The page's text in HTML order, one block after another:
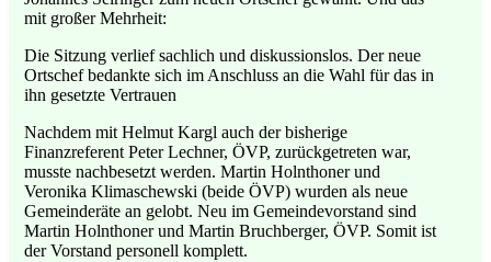
mit großer Mehrheit:
Die Sitzung verlief sachlich und diskussionslos. Der neue
Ortschef bedankte sich im Anschluss an die Wahl für das in
ihn gesetzte Vertrauen
Nachdem mit Helmut Kargl auch der bisherige
Finanzreferent Peter Lechner, ÖVP, zurückgetreten war,
musste nachbesetzt werden. Martin Holnthoner und
Veronika Klimaschewski (beide ÖVP) wurden als neue
Gemeinderäte an gelobt. Neu im Gemeindevorstand sind
Martin Holnthoner und Martin Bruchberger, ÖVP. Somit ist
der Vorstand personell komplett.